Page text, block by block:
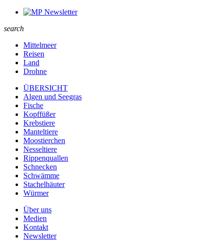
Newsletter
search
Mittelmeer
Reisen
Land
Drohne
ÜBERSICHT
Algen und Seegras
Fische
Kopffüßer
Krebstiere
Manteltiere
Moostierchen
Nesseltiere
Rippenquallen
Schnecken
Schwämme
Stachelhäuter
Würmer
Über uns
Medien
Kontakt
Newsletter